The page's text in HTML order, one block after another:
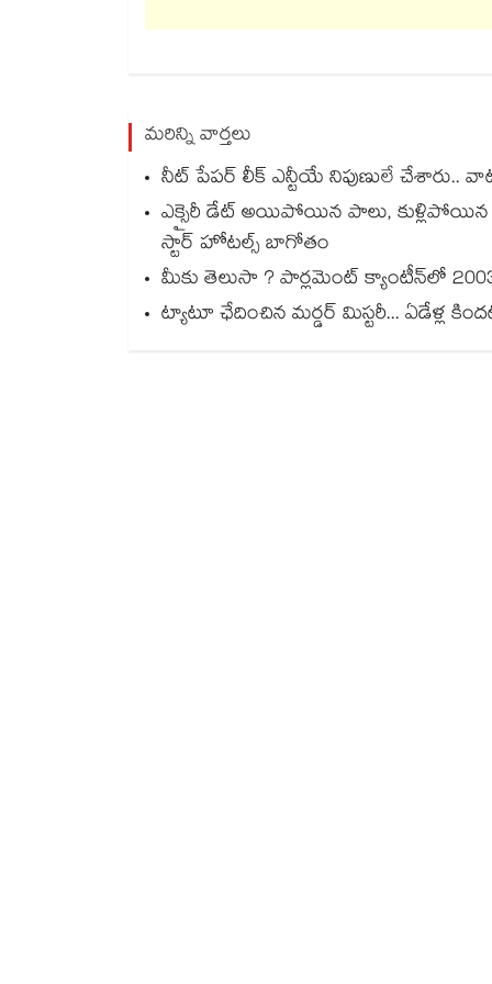
మరిన్ని వార్తలు
నీట్ పేపర్ లీక్ ఎన్టీయే నిపుణులే చేశారు..
ఎక్సైరీ డేట్ అయిపోయిన పాలు, కుళ్లిపోయిన
స్టార్ హోటల్స్ బాగోతం
మీకు తెలుసా ? పార్లమెంట్ క్యాంటీన్⁪లో
ట్యాటూ ఛేదించిన మర్డర్ మిస్టరీ... ఏడేళ్ల